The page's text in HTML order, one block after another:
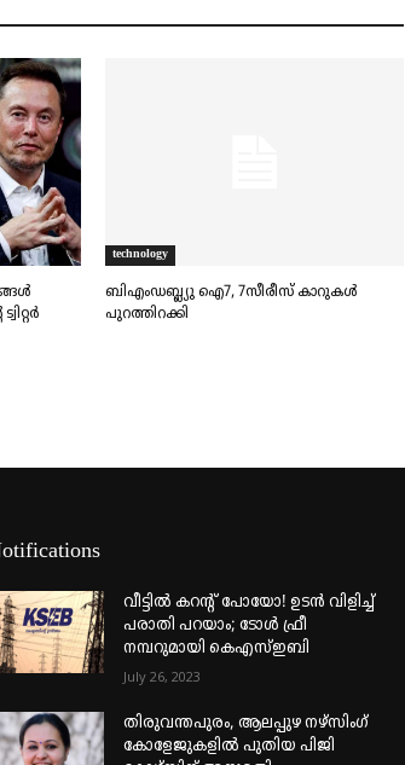
technology
ബിഎംഡബ്ല്യു ഐ7, 7സീരീസ് കാറുകള്‍
പുറത്തിറക്കി
വീട്ടില്‍ കറന്റ് പോയോ! ഉടന്‍ വിളിച്ച്
പരാതി പറയാം; ടോള്‍ ഫ്രീ
നമ്പറുമായി കെഎസ്ഇബി
July 26, 2023
തിരുവന്തപുരം, ആലപ്പുഴ നഴ്‌സിംഗ്
കോളേജുകളില്‍ പുതിയ പിജി